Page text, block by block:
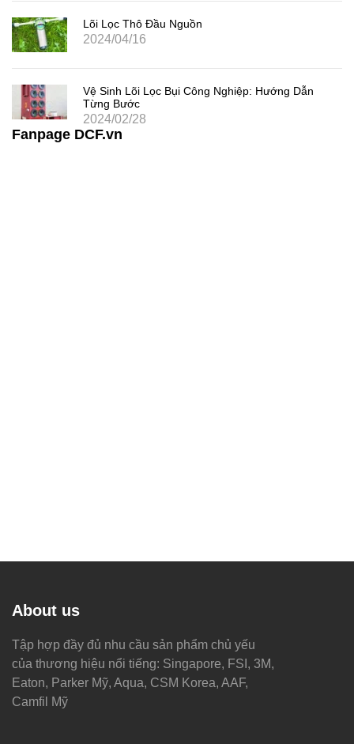
Lõi Lọc Thô Đầu Nguồn
2024/04/16
Vệ Sinh Lõi Lọc Bụi Công Nghiệp: Hướng Dẫn
Từng Bước
2024/02/28
Fanpage DCF.vn
About us
Tập hợp đầy đủ nhu cầu sản phẩm chủ yếu
của thương hiệu nổi tiếng: Singapore, FSI, 3M,
Eaton, Parker Mỹ, Aqua, CSM Korea, AAF,
Camfil Mỹ